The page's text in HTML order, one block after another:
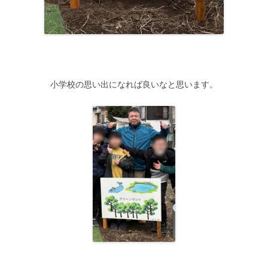
小学校の思い出になれば良いなと思います。